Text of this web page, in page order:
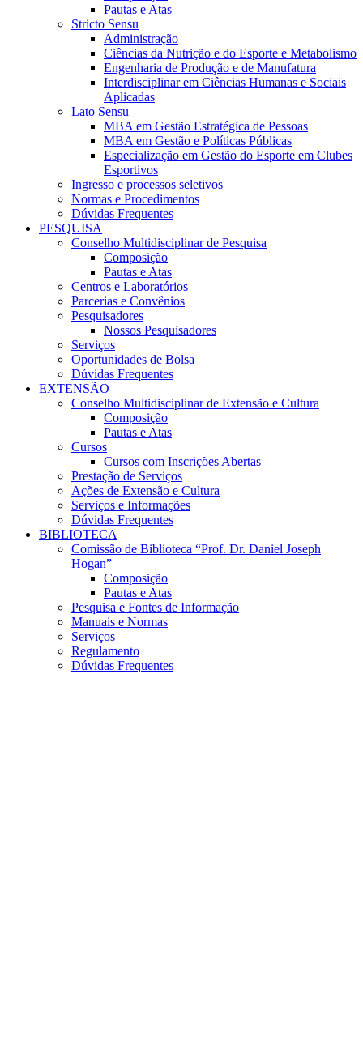
Pautas e Atas
Stricto Sensu
Administração
Ciências da Nutrição e do Esporte e Metabolismo
Engenharia de Produção e de Manufatura
Interdisciplinar em Ciências Humanas e Sociais
Aplicadas
Lato Sensu
MBA em Gestão Estratégica de Pessoas
MBA em Gestão e Políticas Públicas
Especialização em Gestão do Esporte em Clubes
Esportivos
Ingresso e processos seletivos
Normas e Procedimentos
Dúvidas Frequentes
PESQUISA
Conselho Multidisciplinar de Pesquisa
Composição
Pautas e Atas
Centros e Laboratórios
Parcerias e Convênios
Pesquisadores
Nossos Pesquisadores
Serviços
Oportunidades de Bolsa
Dúvidas Frequentes
EXTENSÃO
Conselho Multidisciplinar de Extensão e Cultura
Composição
Pautas e Atas
Cursos
Cursos com Inscrições Abertas
Prestação de Serviços
Ações de Extensão e Cultura
Serviços e Informações
Dúvidas Frequentes
BIBLIOTECA
Comissão de Biblioteca “Prof. Dr. Daniel Joseph
Hogan”
Composição
Pautas e Atas
Pesquisa e Fontes de Informação
Manuais e Normas
Serviços
Regulamento
Dúvidas Frequentes